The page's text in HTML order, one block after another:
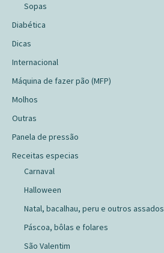
Sopas
Diabética
Dicas
Internacional
Máquina de fazer pão (MFP)
Molhos
Outras
Panela de pressão
Receitas especias
Carnaval
Halloween
Natal, bacalhau, peru e outros assados
Páscoa, bôlas e folares
São Valentim